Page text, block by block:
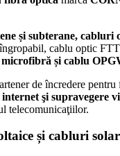
și subterane, cabluri
cablu optic
și cablu
de încredere
şi supravegere
telecomunicaţiilor.
și cabluri